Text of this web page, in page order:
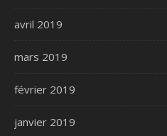
avril 2019
mars 2019
février 2019
janvier 2019